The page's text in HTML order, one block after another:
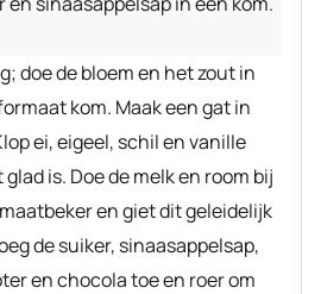
doe de bloem en het zout in
kom. Maak een gat in
ei, eigeel, schil en vanille
is. Doe de melk en room bij
en giet dit geleidelijk
de suiker, sinaasappelsap,
en chocola toe en roer om